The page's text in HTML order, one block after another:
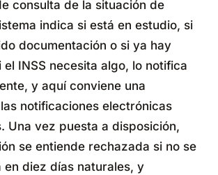
consulta de la situación de
indica si está en estudio, si
documentación o si ya hay
el INSS necesita algo, lo notifica
y aquí conviene una
notificaciones electrónicas
Una vez puesta a disposición,
se entiende rechazada si no se
en diez días naturales, y